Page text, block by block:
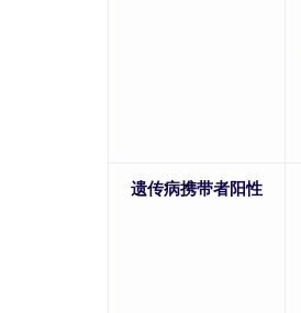
遗传病携带者阳性